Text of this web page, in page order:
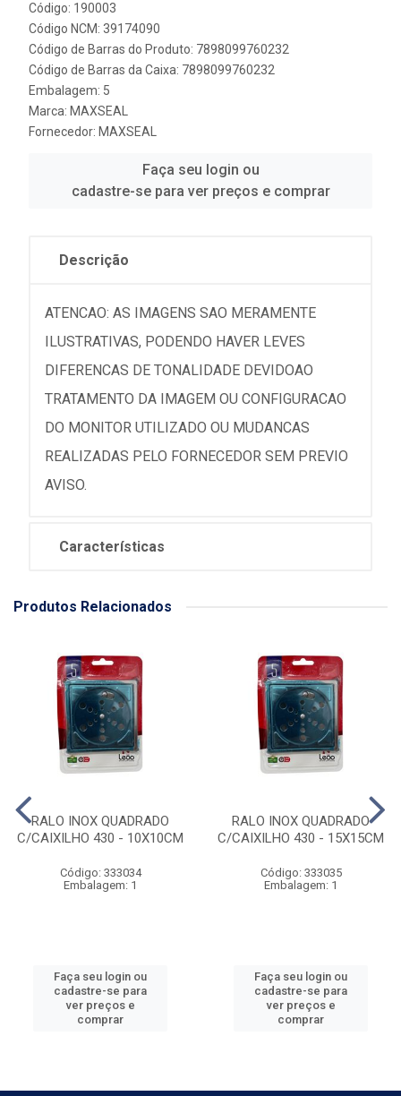
Código: 190003
Código NCM: 39174090
Código de Barras do Produto: 7898099760232
Código de Barras da Caixa: 7898099760232
Embalagem: 5
Marca: MAXSEAL
Fornecedor: MAXSEAL
Faça seu login ou
cadastre-se para ver preços e comprar
Descrição
ATENCAO: AS IMAGENS SAO MERAMENTE
ILUSTRATIVAS, PODENDO HAVER LEVES
DIFERENCAS DE TONALIDADE DEVIDOAO
TRATAMENTO DA IMAGEM OU CONFIGURACAO
DO MONITOR UTILIZADO OU MUDANCAS
REALIZADAS PELO FORNECEDOR SEM PREVIO
AVISO.
Características
Produtos Relacionados
RALO INOX QUADRADO
C/CAIXILHO 430 - 10X10CM
Código: 333034
Embalagem: 1
Faça seu login ou
cadastre-se para
ver preços e
comprar
RALO INOX QUADRADO
C/CAIXILHO 430 - 15X15CM
Código: 333035
Embalagem: 1
Faça seu login ou
cadastre-se para
ver preços e
comprar